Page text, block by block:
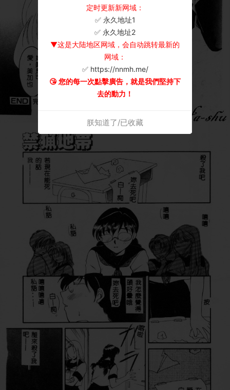
定时更新新网域：
✅ 永久地址1
✅ 永久地址2
▼这是大陆地区网域，会自动跳转最新的
网域：
✅ https://nnmh.me/
😘 您的每一次點擊廣告，就是我們堅持下
去的動力！
朕知道了/已收藏